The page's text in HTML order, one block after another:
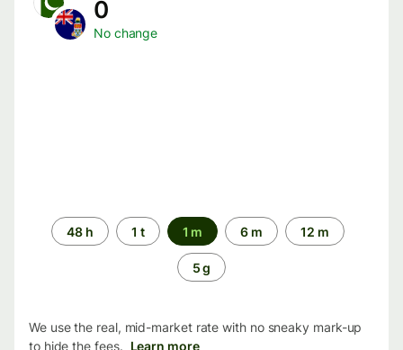
0
No change
Time
period
48 h 1 t 1 m 6 m 12 m
5 g
We use the real, mid-market rate with no sneaky mark-up
to hide the fees. Learn more